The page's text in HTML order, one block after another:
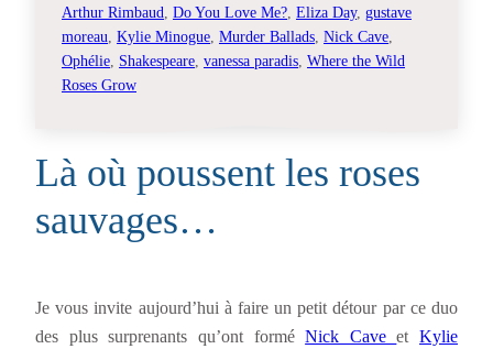
Arthur Rimbaud Do You Love Me? Eliza Day, gustave
moreau Kylie Minogue Murder Ballads Nick Cave
Ophélie Shakespeare vanessa paradis Where the Wild
Roses Grow
Là où poussent les roses
sauvages…
Je vous invite aujourd’hui à faire un petit détour par ce duo
des plus surprenants qu’ont forméNick Caveet Kylie